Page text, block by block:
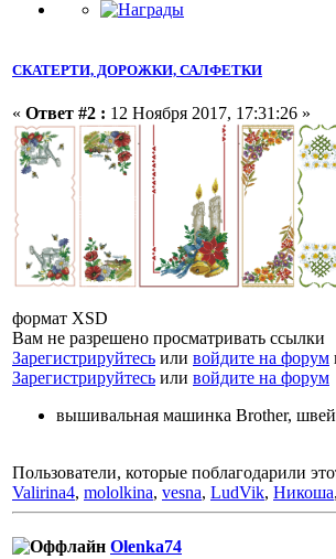
СКАТЕРТИ, ДОРОЖКИ, САЛФЕТКИ
« Ответ #2 : 12 Ноября 2017, 17:31:26 »
формат XSD
Вам не разрешено просматривать ссылки
Зарегистрируйтесь или войдите на форум
Зарегистрируйтесь или войдите на форум
вышивальная машинка Brother,
Пользователи, которые поблагодарили
Valirina4, mololkina, vesna, LudVik, Никоша,
Olenka74